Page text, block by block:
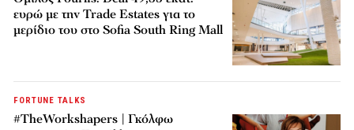
ευρώ με την Trade Estates για το
μερίδιο του στο Sofia South Ring Mall
FORTUNE TALKS
#TheWorkshapers | Γκόλφω